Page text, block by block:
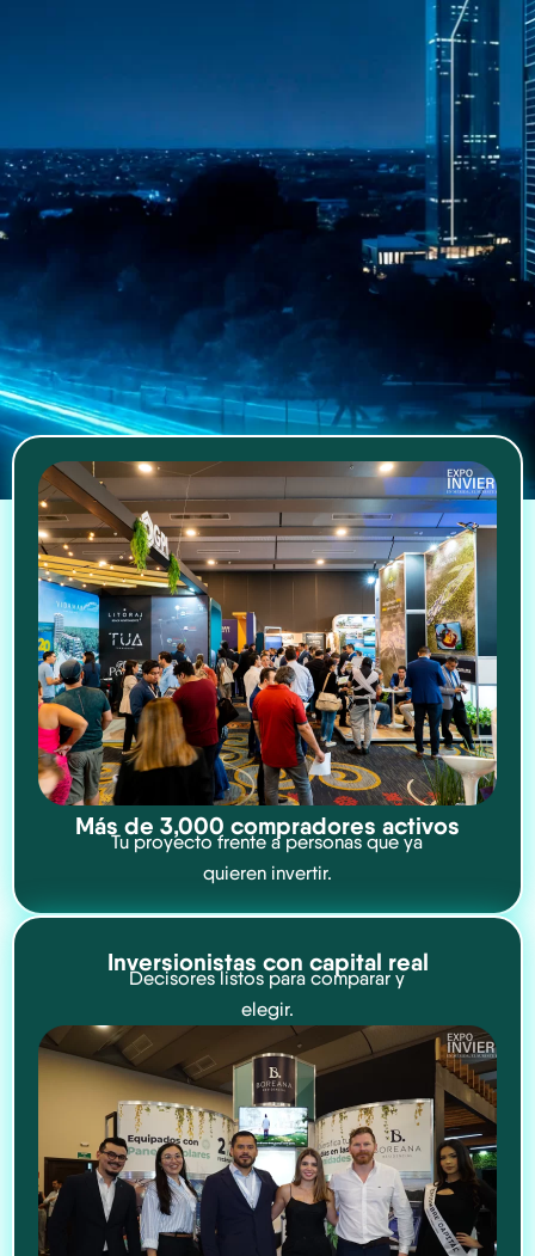
Más de 3,000 compradores activos
Tu proyecto frente a personas que ya
quieren invertir.
Inversionistas con capital real
Decisores listos para comparar y
elegir.